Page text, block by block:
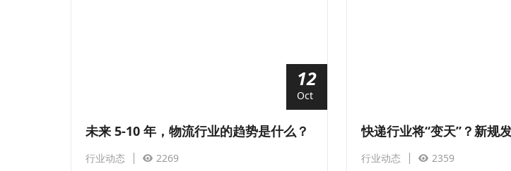
12
Oct
未来 5-10 年，物流行业的趋势是什么？
行业动态 2269 行业动态 2359